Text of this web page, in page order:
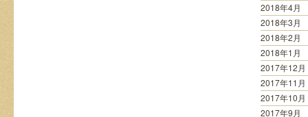
2018年4月
2018年3月
2018年2月
2018年1月
2017年12月
2017年11月
2017年10月
2017年9月